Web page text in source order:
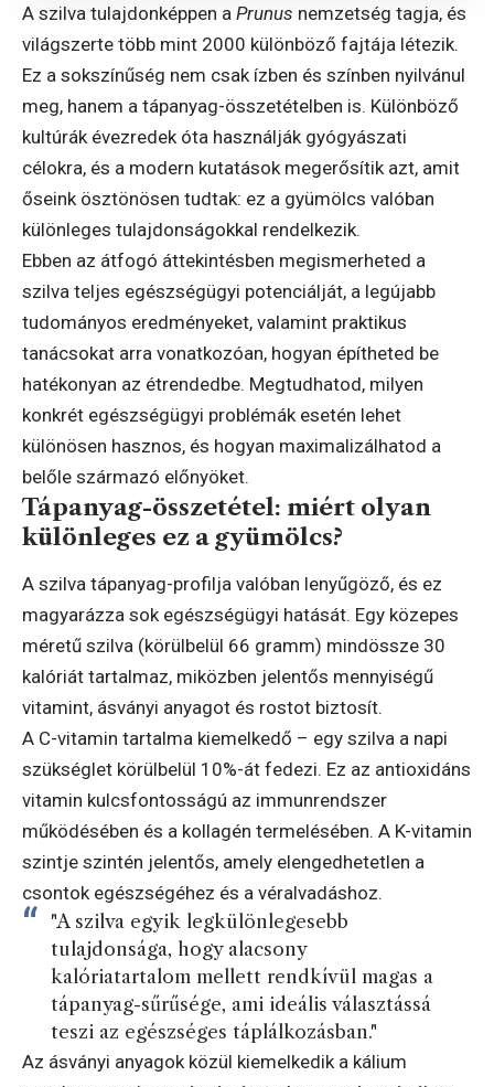
A szilva tulajdonképpen a Prunus nemzetség tagja, és
világszerte több mint 2000 különböző fajtája létezik.
Ez a sokszínűség nem csak ízben és színben nyilvánul
meg, hanem a tápanyag-összetételben is. Különböző
kultúrák évezredek óta használják gyógyászati
célokra, és a modern kutatások megerősítik azt, amit
őseink ösztönösen tudtak: ez a gyümölcs valóban
különleges tulajdonságokkal rendelkezik.
Ebben az átfogó áttekintésben megismerheted a
szilva teljes egészségügyi potenciálját, a legújabb
tudományos eredményeket, valamint praktikus
tanácsokat arra vonatkozóan, hogyan építheted be
hatékonyan az étrendedbe. Megtudhatod, milyen
konkrét egészségügyi problémák esetén lehet
különösen hasznos, és hogyan maximalizálhatod a
belőle származó előnyöket.
Tápanyag-összetétel: miért olyan
különleges ez a gyümölcs?
A szilva tápanyag-profilja valóban lenyűgöző, és ez
magyarázza sok egészségügyi hatását. Egy közepes
méretű szilva (körülbelül 66 gramm) mindössze 30
kalóriát tartalmaz, miközben jelentős mennyiségű
vitamint, ásványi anyagot és rostot biztosít.
A C-vitamin tartalma kiemelkedő – egy szilva a napi
szükséglet körülbelül 10%-át fedezi. Ez az antioxidáns
vitamin kulcsfontosságú az immunrendszer
működésében és a kollagén termelésében. A K-vitamin
szintje szintén jelentős, amely elengedhetetlen a
csontok egészségéhez és a véralvadáshoz.
"A szilva egyik legkülönlegesebb
tulajdonsága, hogy alacsony
kalóriatartalom mellett rendkívül magas a
tápanyag-sűrűsége, ami ideális választássá
teszi az egészséges táplálkozásban."
Az ásványi anyagok közül kiemelkedik a kálium